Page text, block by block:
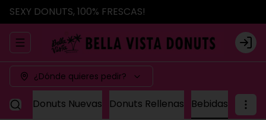
SEXY DONUTS, 100% FRESCAS!
Abrir menu de navegación Login
¿Dónde quieres pedir?
Donuts Nuevas Donuts Rellenas Bebidas